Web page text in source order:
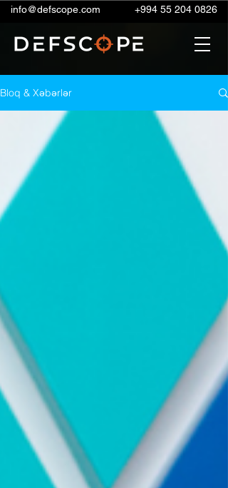
info@defscope.com +994 55 204 0826
Bloq & Xəbərlər